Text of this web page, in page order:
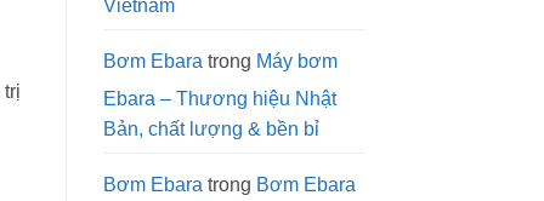
trị
Lý
Nghiệp
Vietnam
Bơm Ebara trong Máy bơm
Ebara – Thương hiệu Nhật
Bản, chất lượng & bền bỉ
Bơm Ebara trong Bơm Ebara